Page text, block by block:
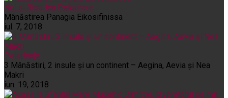
Noi și Biserica Pelerinaje
Mânăstirea Panagia Eikosifinissa
iul. 7, 2018
Pelerinaje
3 Mânăstiri, 2 insule și un continent – Aegina, Aevia și Nea
Makri
iun. 19, 2018